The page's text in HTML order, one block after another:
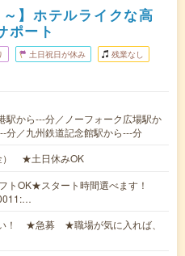
】ホテルライクな高
ポート
土日祝日が休み 残業なし
駅から---分／ノーフォーク広場駅か
分／九州鉄道記念館駅から---分
） ★土日休みOK
トOK★スタート時間選べます！
！ ★急募 ★職場が気に入れば、